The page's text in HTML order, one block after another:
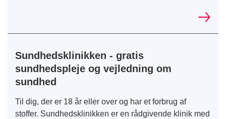
Sundhedsklinikken - gratis
sundhedspleje og vejledning om
sundhed
Til dig, der er 18 år eller over og har et forbrug af
stoffer. Sundhedsklinikken er en rådgivende klinik med